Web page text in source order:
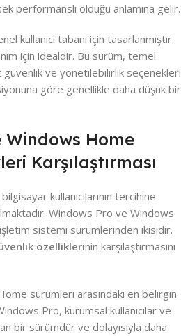
performanslı olduğu anlamına gelir.
kullanıcı tabanı için tasarlanmıştır.
için idealdir. Bu sürüm, temel
ve yönetilebilirlik seçenekleri
göre genellikle daha düşük bir
Windows Home
Karşılaştırması
kullanıcılarının tercihine
Windows Pro ve Windows
sistemi sürümlerinden ikisidir.
özelliklerinin karşılaştırmasını
sürümleri arasındaki en belirgin
Pro, kurumsal kullanıcılar ve
bir sürümdür ve dolayısıyla daha